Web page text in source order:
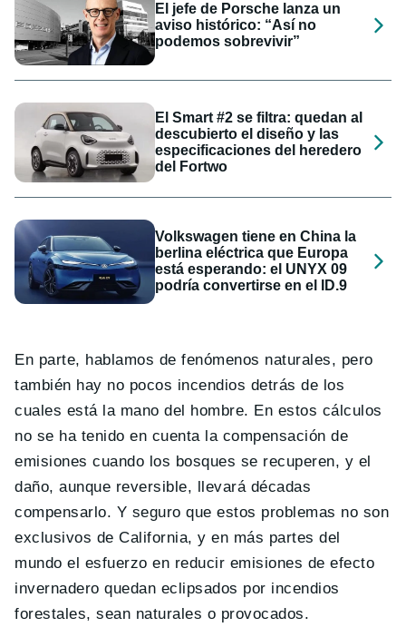
El jefe de Porsche lanza un
aviso histórico: “Así no
podemos sobrevivir”
El Smart #2 se filtra: quedan al
descubierto el diseño y las
especificaciones del heredero
del Fortwo
Volkswagen tiene en China la
berlina eléctrica que Europa
está esperando: el UNYX 09
podría convertirse en el ID.9
En parte, hablamos de fenómenos naturales, pero
también hay no pocos incendios detrás de los
cuales está la mano del hombre. En estos cálculos
no se ha tenido en cuenta la compensación de
emisiones cuando los bosques se recuperen, y el
daño, aunque reversible, llevará décadas
compensarlo. Y seguro que estos problemas no son
exclusivos de California, y en más partes del
mundo el esfuerzo en reducir emisiones de efecto
invernadero quedan eclipsados por incendios
forestales, sean naturales o provocados.